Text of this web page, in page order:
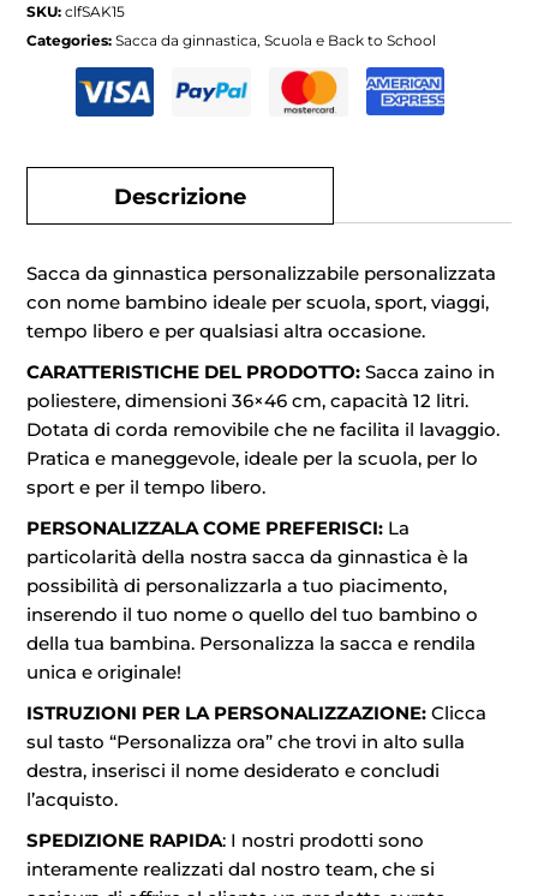
SKU:clfSAK15
Categories:Sacca da ginnastica,Scuola e Back to School
Descrizione
Sacca da ginnastica personalizzabile personalizzata
con nome bambino ideale per scuola, sport, viaggi,
tempo libero e per qualsiasi altra occasione.
CARATTERISTICHE DEL PRODOTTO:Sacca zaino in
poliestere, dimensioni 36×46 cm, capacità 12 litri.
Dotata di corda removibile che ne facilita il lavaggio.
Pratica e maneggevole, ideale per la scuola, per lo
sport e per il tempo libero.
PERSONALIZZALA COME PREFERISCI: La
particolarità della nostra sacca da ginnastica è la
possibilità di personalizzarla a tuo piacimento,
inserendo il tuo nome o quello del tuo bambino o
della tua bambina. Personalizza la sacca e rendila
unica e originale!
ISTRUZIONI PER LA PERSONALIZZAZIONE:Clicca
sul tasto “Personalizza ora” che trovi in alto sulla
destra, inserisci il nome desiderato e concludi
l’acquisto.
SPEDIZIONE RAPIDA: I nostri prodotti sono
interamente realizzati dal nostro team, che si